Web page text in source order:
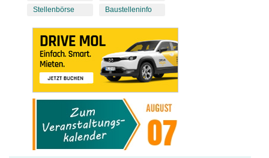
Stellenbörse
Baustelleninfo